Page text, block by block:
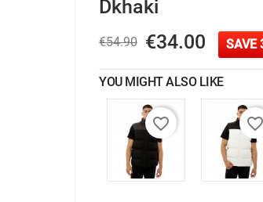
Dkhaki
€54.90 €34.00 SAVE
YOU MIGHT ALSO LIKE
favorite_border favorite_border